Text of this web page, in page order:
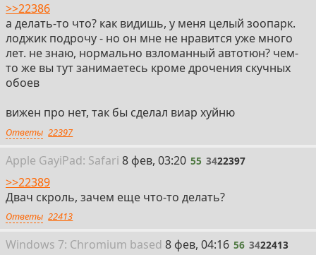
>>22386
а делать-то что? как видишь, у меня целый зоопарк.
лоджик подрочу - но он мне не нравится уже много
лет. не знаю, нормально взломанный автотюн? чем-
то же вы тут занимаетесь кроме дрочения скучных
обоев
вижен про нет, так бы сделал виар хуйню
Ответы 22397
Apple GayiPad: Safari 55
8 фев, 03:20 55 3422397
>>22389
Двач скроль, зачем еще что-то делать?
Ответы 22413
Windows 7: Chromium based 56
8 фев, 04:16 56 3422413